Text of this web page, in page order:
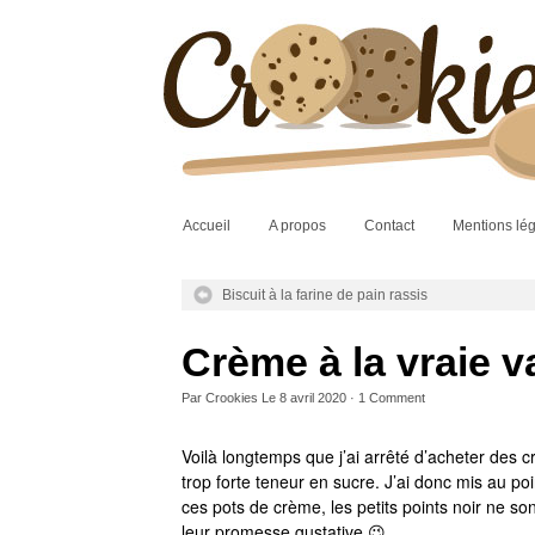
Accueil A propos Contact Mentions
Biscuit à la farine de pain rassis
Crème à la vraie
Par Crookies Le 8 avril 2020 · 1 Comment
Voilà longtemps que j’ai arrêté d’acheter des
trop forte teneur en sucre. J’ai donc mis au
ces pots de crème, les petits points noir ne